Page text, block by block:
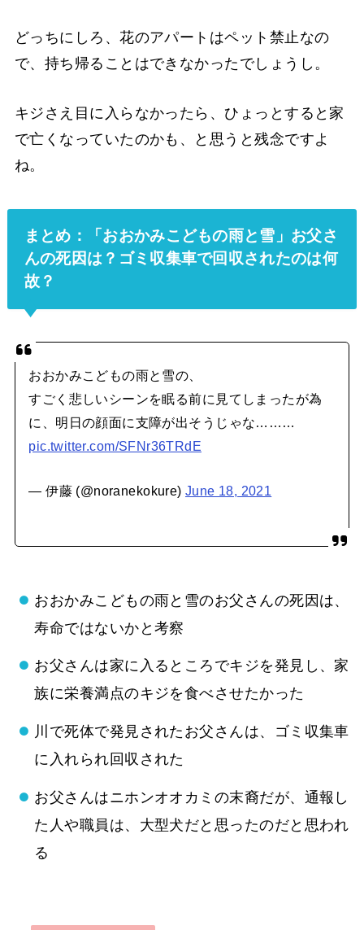
どっちにしろ、花のアパートはペット禁止なの
で、持ち帰ることはできなかったでしょうし。
キジさえ目に入らなかったら、ひょっとすると家
で亡くなっていたのかも、と思うと残念ですよ
ね。
まとめ：「おおかみこどもの雨と雪」お父さ
んの死因は？ゴミ収集車で回収されたのは何
故？
おおかみこどもの雨と雪の、
すごく悲しいシーンを眠る前に見てしまったが為
に、明日の顔面に支障が出そうじゃな………
pic.twitter.com/SFNr36TRdE
— 伊藤 (@noranekokure) June 18, 2021
おおかみこどもの雨と雪のお父さんの死因は、
寿命ではないかと考察
お父さんは家に入るところでキジを発見し、家
族に栄養満点のキジを食べさせたかった
川で死体で発見されたお父さんは、ゴミ収集車
に入れられ回収された
お父さんはニホンオオカミの末裔だが、通報し
た人や職員は、大型犬だと思ったのだと思われ
る